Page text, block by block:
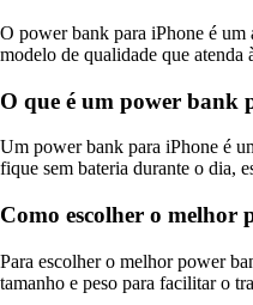
O power bank para iPhone é um
modelo de qualidade que atenda
O que é um power bank
Um power bank para iPhone é
fique sem bateria durante o dia,
Como escolher o melhor
Para escolher o melhor power
tamanho e peso para facilitar o